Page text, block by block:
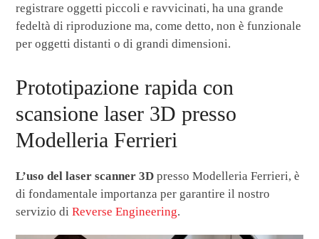
registrare oggetti piccoli e ravvicinati, ha una grande
fedeltà di riproduzione ma, come detto, non è funzionale
per oggetti distanti o di grandi dimensioni.
Prototipazione rapida con
scansione laser 3D presso
Modelleria Ferrieri
L’uso del laser scanner 3D presso Modelleria Ferrieri, è
di fondamentale importanza per garantire il nostro
servizio diReverse Engineering.